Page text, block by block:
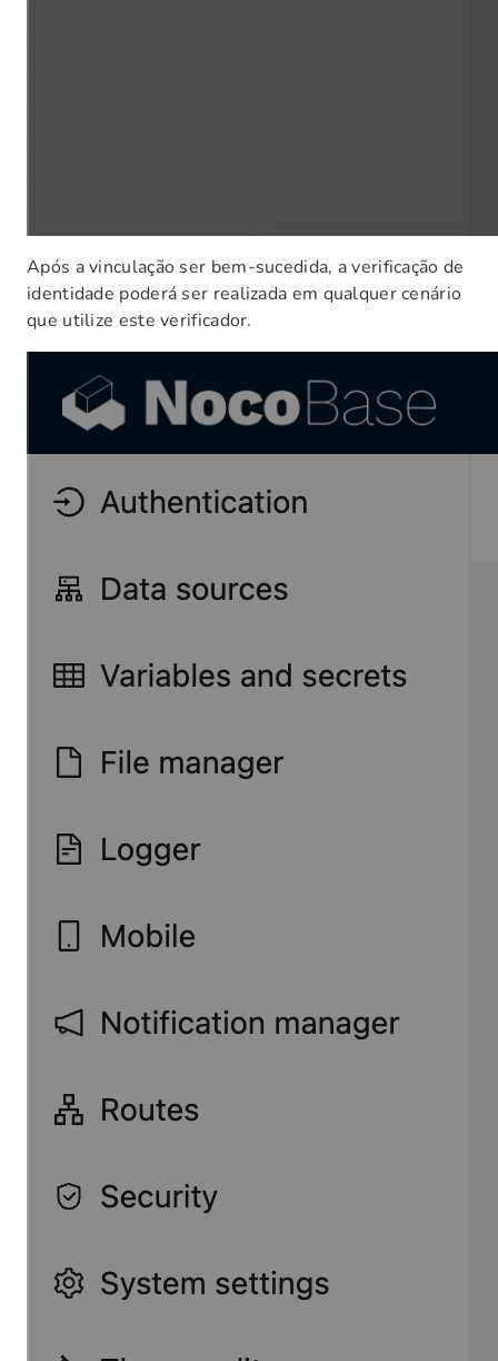
Após a vinculação ser bem-sucedida, a verificação de
identidade poderá ser realizada em qualquer cenário
que utilize este verificador.